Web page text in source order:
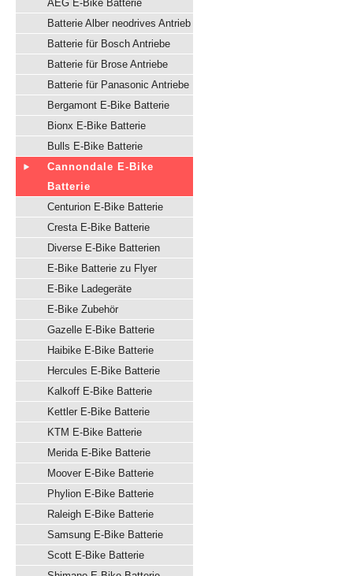
AEG E-Bike Batterie
Batterie Alber neodrives Antrieb
Batterie für Bosch Antriebe
Batterie für Brose Antriebe
Batterie für Panasonic Antriebe
Bergamont E-Bike Batterie
Bionx E-Bike Batterie
Bulls E-Bike Batterie
Cannondale E-Bike
Batterie
Centurion E-Bike Batterie
Cresta E-Bike Batterie
Diverse E-Bike Batterien
E-Bike Batterie zu Flyer
E-Bike Ladegeräte
E-Bike Zubehör
Gazelle E-Bike Batterie
Haibike E-Bike Batterie
Hercules E-Bike Batterie
Kalkoff E-Bike Batterie
Kettler E-Bike Batterie
KTM E-Bike Batterie
Merida E-Bike Batterie
Moover E-Bike Batterie
Phylion E-Bike Batterie
Raleigh E-Bike Batterie
Samsung E-Bike Batterie
Scott E-Bike Batterie